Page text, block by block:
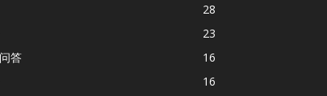
28
23
答
16
16